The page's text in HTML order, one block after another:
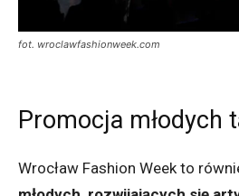
fot. wroclawfashionweek.com
Promocja młodych
Wrocław Fashion Week to